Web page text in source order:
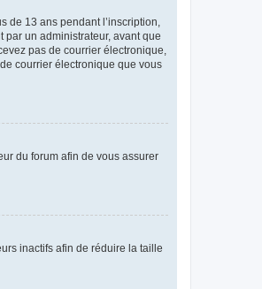
de 13 ans pendant l’inscription,
un administrateur, avant que
pas de courrier électronique,
courrier électronique que vous
du forum afin de vous assurer
inactifs afin de réduire la taille